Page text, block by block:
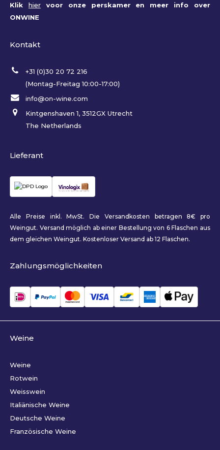
Klik hiervoor onze perskamer en meer info over
ONWINE
Kontakt
+31 (0)30 20 72 216
(Montag-Freitag 10:00-17:00)
info@on-wine.com
Kintgenshaven 1, 3512GX Utrecht
The Netherlands
Lieferant
Alle Preise inkl. MwSt. Die Versandkosten betragen 8€ pro
Weingut. Versand möglich ab einer Bestellung von 6 Flaschen aus
dem gleichen Weingut. Kostenloser Versand ab 12 Flaschen.
Zahlungsmöglichkeiten
Weine
Weine
Rotwein
Weisswein
Italiänische Weine
Deutsche Weine
Französische Weine